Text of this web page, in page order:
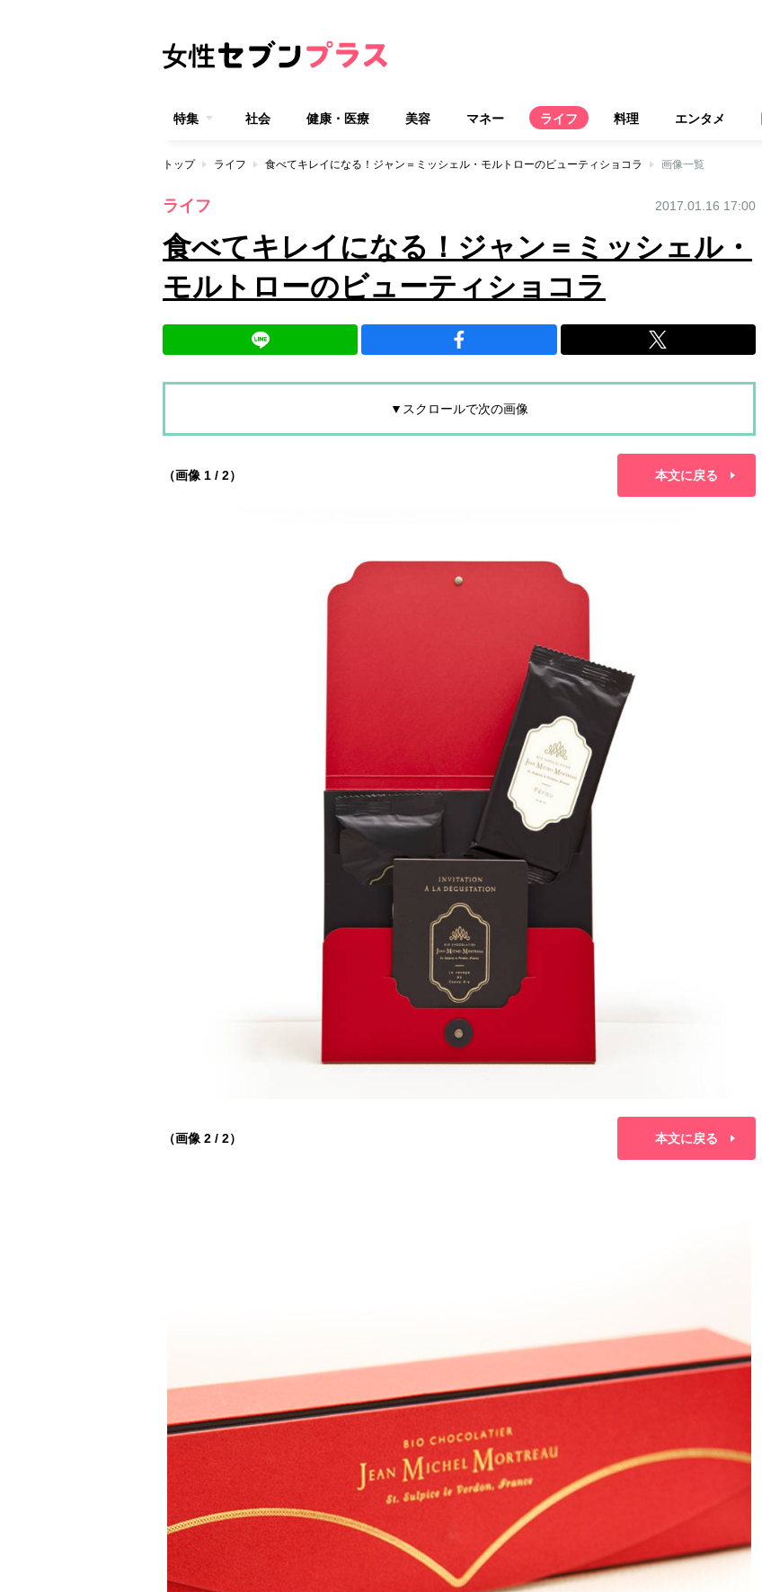
特集 社会 健康・医療 美容 マネー ライフ 料理 エンタメ
トップ ライフ 食べてキレイになる！ジャン＝ミッシェル・モルトローのビューティショコラ 画像一覧
ライフ 2017.01.16 17:00
食べてキレイになる！ジャン＝ミッシェル・
モルトローのビューティショコラ
▼スクロールで次の画像
（画像 1 / 2） 本文に戻る
（画像 2 / 2） 本文に戻る